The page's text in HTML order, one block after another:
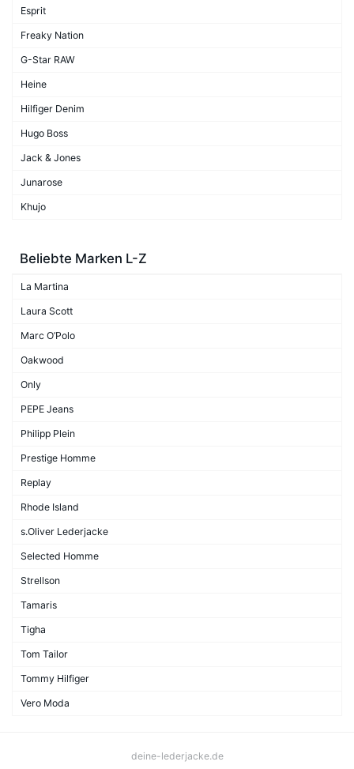
Esprit
Freaky Nation
G-Star RAW
Heine
Hilfiger Denim
Hugo Boss
Jack & Jones
Junarose
Khujo
Beliebte Marken L-Z
La Martina
Laura Scott
Marc O’Polo
Oakwood
Only
PEPE Jeans
Philipp Plein
Prestige Homme
Replay
Rhode Island
s.Oliver Lederjacke
Selected Homme
Strellson
Tamaris
Tigha
Tom Tailor
Tommy Hilfiger
Vero Moda
deine-lederjacke.de